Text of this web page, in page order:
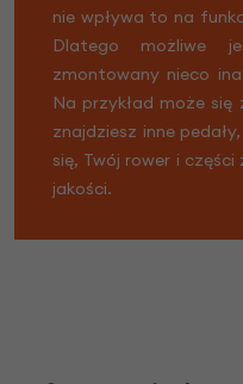
nie wpływa to na
Dlatego możliwe
zmontowany nieco
Na przykład może
znajdziesz inne
się, Twój rower i
jakości.